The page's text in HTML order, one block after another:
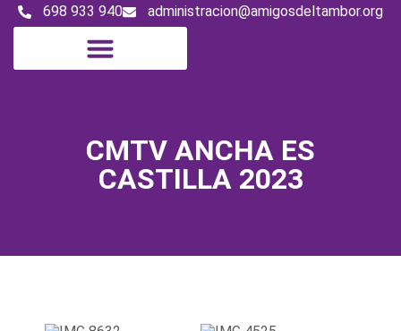
698 933 940 administracion@amigosdeltambor.org
CMTV ANCHA ES
CASTILLA 2023